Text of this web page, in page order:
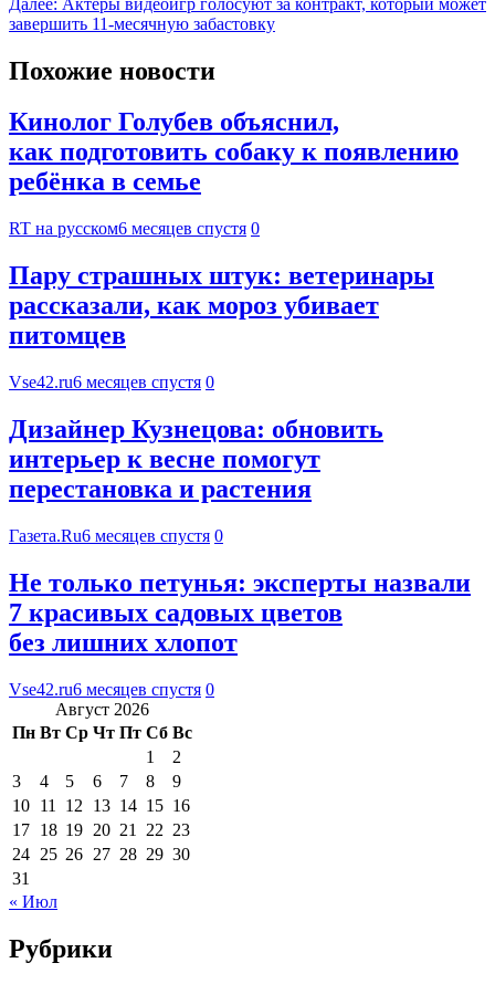
завершить 11‑месячную забастовку
Похожие новости
Кинолог Голубев объяснил,
как подготовить собаку к появлению
ребёнка в семье
RT на русском6 месяцев спустя 0
Пару страшных штук: ветеринары
рассказали, как мороз убивает
питомцев
Vse42.ru6 месяцев спустя 0
Дизайнер Кузнецова: обновить
интерьер к весне помогут
перестановка и растения
Газета.Ru6 месяцев спустя 0
Не только петунья: эксперты назвали
7 красивых садовых цветов
без лишних хлопот
Vse42.ru6 месяцев спустя 0
Август 2026
Пн Вт Ср Чт Пт Сб Вс
1
2
3
4 5 6 7 8
9
10 11 12 13 14 15 16
17 18 19 20 21 22 23
24 25 26 27 28 29 30
31
« Июл
Рубрики